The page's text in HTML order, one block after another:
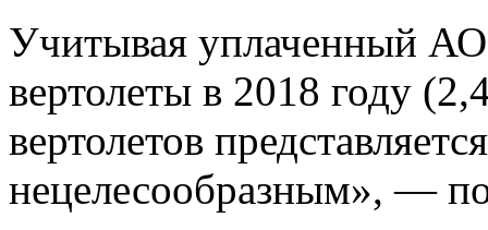
Учитывая уплаченный
вертолеты в 2018 году
вертолетов
нецелесообразным», —